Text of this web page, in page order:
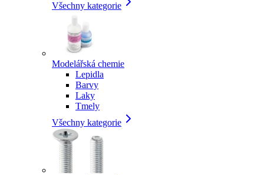
Všechny kategorie
Modelářská chemie
Lepidla
Barvy
Laky
Tmely
Všechny kategorie